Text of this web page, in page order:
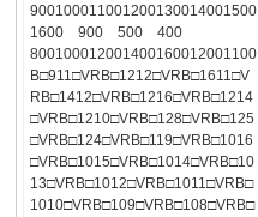
900100011001200130014001500
1600 900 500 400
800100012001400160012001100
B□911□VRB□1212□VRB□1611□V
RB□1412□VRB□1216□VRB□1214
□VRB□1210□VRB□128□VRB□125
□VRB□124□VRB□119□VRB□1016
□VRB□1015□VRB□1014□VRB□10
13□VRB□1012□VRB□1011□VRB□
1010□VRB□109□VRB□108□VRB□